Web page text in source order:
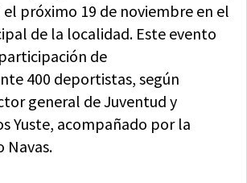
próximo 19 de noviembre en el
de la localidad. Este evento
de
400 deportistas, según
general de Juventud y
Yuste, acompañado por la
Navas.